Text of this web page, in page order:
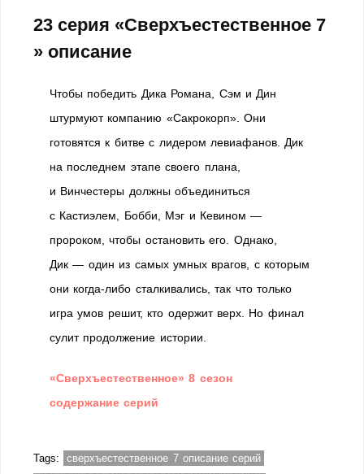
23 серия «Сверхъестественное 7
» описание
Чтобы победить Дика Романа, Сэм и Дин
штурмуют компанию «Сакрокорп». Они
готовятся к битве с лидером левиафанов. Дик
на последнем этапе своего плана,
и Винчестеры должны объединиться
с Кастиэлем, Бобби, Мэг и Кевином —
пророком, чтобы остановить его. Однако,
Дик — один из самых умных врагов, с которым
они когда-либо сталкивались, так что только
игра умов решит, кто одержит верх. Но финал
сулит продолжение истории.
«Сверхъестественное» 8 сезон
содержание серий
Tags:
сверхъестественное 7 описание серий